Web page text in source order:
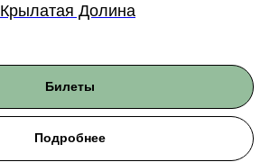
Крылатая Долина
Билеты
Подробнее